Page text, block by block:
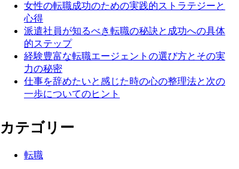
女性の転職成功のための実践的ストラテジーと
心得
派遣社員が知るべき転職の秘訣と成功への具体
的ステップ
経験豊富な転職エージェントの選び方とその実
力の秘密
仕事を辞めたいと感じた時の心の整理法と次の
一歩についてのヒント
カテゴリー
転職